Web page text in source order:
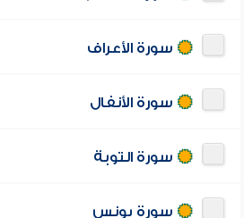
سورة الأعراف
سورة الأنفال
سورة التوبة
سورة يونس